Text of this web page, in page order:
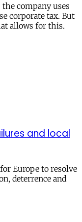
the company uses
corporate tax. But
allows for this.
and local
Europe to resolve
deterrence and